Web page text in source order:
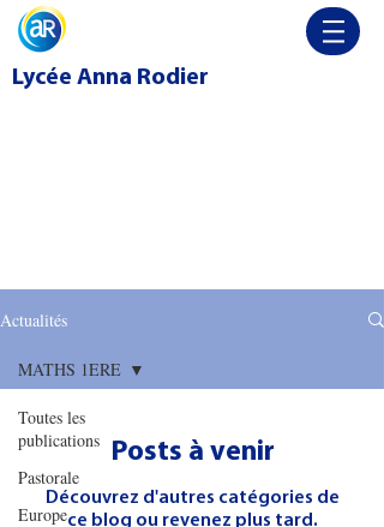
Lycée Anna Rodier
Actualités
Toutes les
publications
Pastorale
Europe
MATHS 1ERE
Posts à venir
Découvrez d'autres catégories de
ce blog ou revenez plus tard.